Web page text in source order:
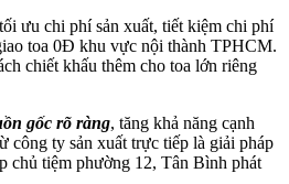
ưu chi phí sản xuất, tiết kiệm chi phí
toa 0Đ khu vực nội thành TPHCM.
chiết khấu thêm cho toa lớn riêng
gốc rõ ràng, tăng khả năng cạnh
công ty sản xuất trực tiếp là giải pháp
chủ tiệm phường 12, Tân Bình phát